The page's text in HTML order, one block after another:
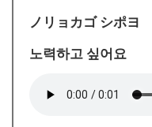
ノリョカゴ シポヨ
노력하고 싶어요